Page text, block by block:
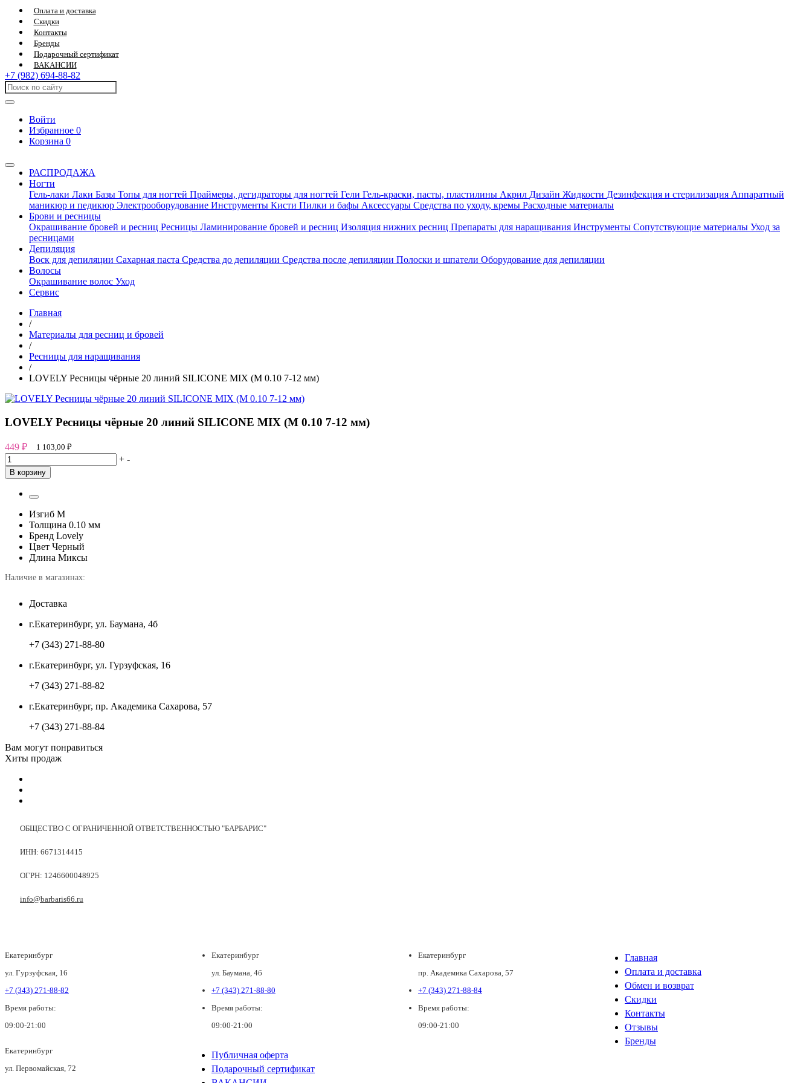
Оплата и доставка
Скидки
Контакты
Бренды
Подарочный сертификат
ВАКАНСИИ
+7 (982) 694-88-82
Войти
Избранное 0
Корзина 0
РАСПРОДАЖА
Ногти
Гель-лаки Лаки Базы Топы для ногтей Праймеры, дегидраторы для ногтей Гели Гель-краски, пасты, пластилины Акрил Дизайн Жидкости Дезинфекция и стерилизация Аппаратный
маникюр и педикюр Электрооборудование Инструменты Кисти Пилки и бафы Аксессуары Средства по уходу, кремы Расходные материалы
Брови и ресницы
Окрашивание бровей и ресниц Ресницы Ламинирование бровей и ресниц Изоляция нижних ресниц Препараты для наращивания Инструменты Сопутствующие материалы Уход за
ресницами
Депиляция
Воск для депиляции Сахарная паста Средства до депиляции Средства после депиляции Полоски и шпатели Оборудование для депиляции
Волосы
Окрашивание волос Уход
Сервис
Главная
/
Материалы для ресниц и бровей
/
Ресницы для наращивания
/
LOVELY Ресницы чёрные 20 линий SILICONE MIX (M 0.10 7-12 мм)
LOVELY Ресницы чёрные 20 линий SILICONE MIX (M 0.10 7-12 мм)
449 ₽ 1 103,00 ₽
+ -
В корзину
Изгиб M
Толщина 0.10 мм
Бренд Lovely
Цвет Черный
Длина Миксы
Наличие в магазинах:
Доставка
г.Екатеринбург, ул. Баумана, 4б
+7 (343) 271-88-80
г.Екатеринбург, ул. Гурзуфская, 16
+7 (343) 271-88-82
г.Екатеринбург, пр. Академика Сахарова, 57
+7 (343) 271-88-84
Вам могут понравиться
Хиты продаж
ОБЩЕСТВО С ОГРАНИЧЕННОЙ ОТВЕТСТВЕННОСТЬЮ "БАРБАРИС"
ИНН: 6671314415
ОГРН: 1246600048925
info@barbaris66.ru
Екатеринбург
ул. Гурзуфская, 16
+7 (343) 271-88-82
Время работы:
09:00-21:00
Екатеринбург
ул. Баумана, 4б
+7 (343) 271-88-80
Время работы:
09:00-21:00
Екатеринбург
пр. Академика Сахарова, 57
+7 (343) 271-88-84
Время работы:
09:00-21:00
Екатеринбург
ул. Первомайская, 72
Главная
Оплата и доставка
Обмен и возврат
Скидки
Контакты
Отзывы
Бренды
Публичная оферта
Подарочный сертификат